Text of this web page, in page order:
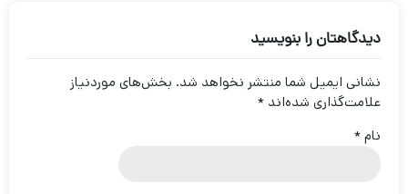
دیدگاهتان را بنویسید
نشانی ایمیل شما منتشر نخواهد شد. بخش‌های موردنیاز
علامت‌گذاری شده‌اند *
نام*